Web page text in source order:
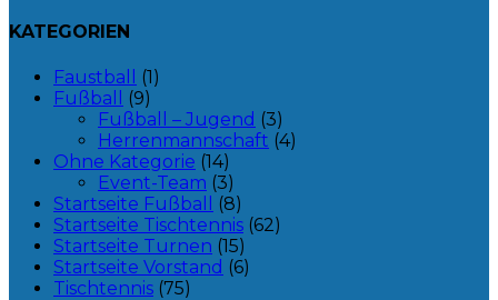
KATEGORIEN
Faustball
(1)
Fußball
(9)
Fußball – Jugend (3)
Herrenmannschaft (4)
Ohne Kategorie (14)
Event-Team (3)
Startseite Fußball
(8)
Startseite Tischtennis (62)
Startseite Turnen (15)
Startseite Vorstand (6)
Tischtennis (75)